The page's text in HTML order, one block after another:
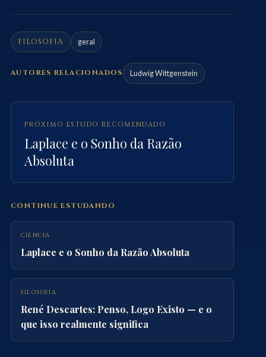
FILOSOFIA geral
AUTORES RELACIONADOS Ludwig Wittgenstein
PRÓXIMO ESTUDO RECOMENDADO
Laplace e o Sonho da Razão
Absoluta
CONTINUE ESTUDANDO
CIÊNCIA
Laplace e o Sonho da Razão Absoluta
FILOSOFIA
René Descartes: Penso, Logo Existo — e o
que isso realmente significa